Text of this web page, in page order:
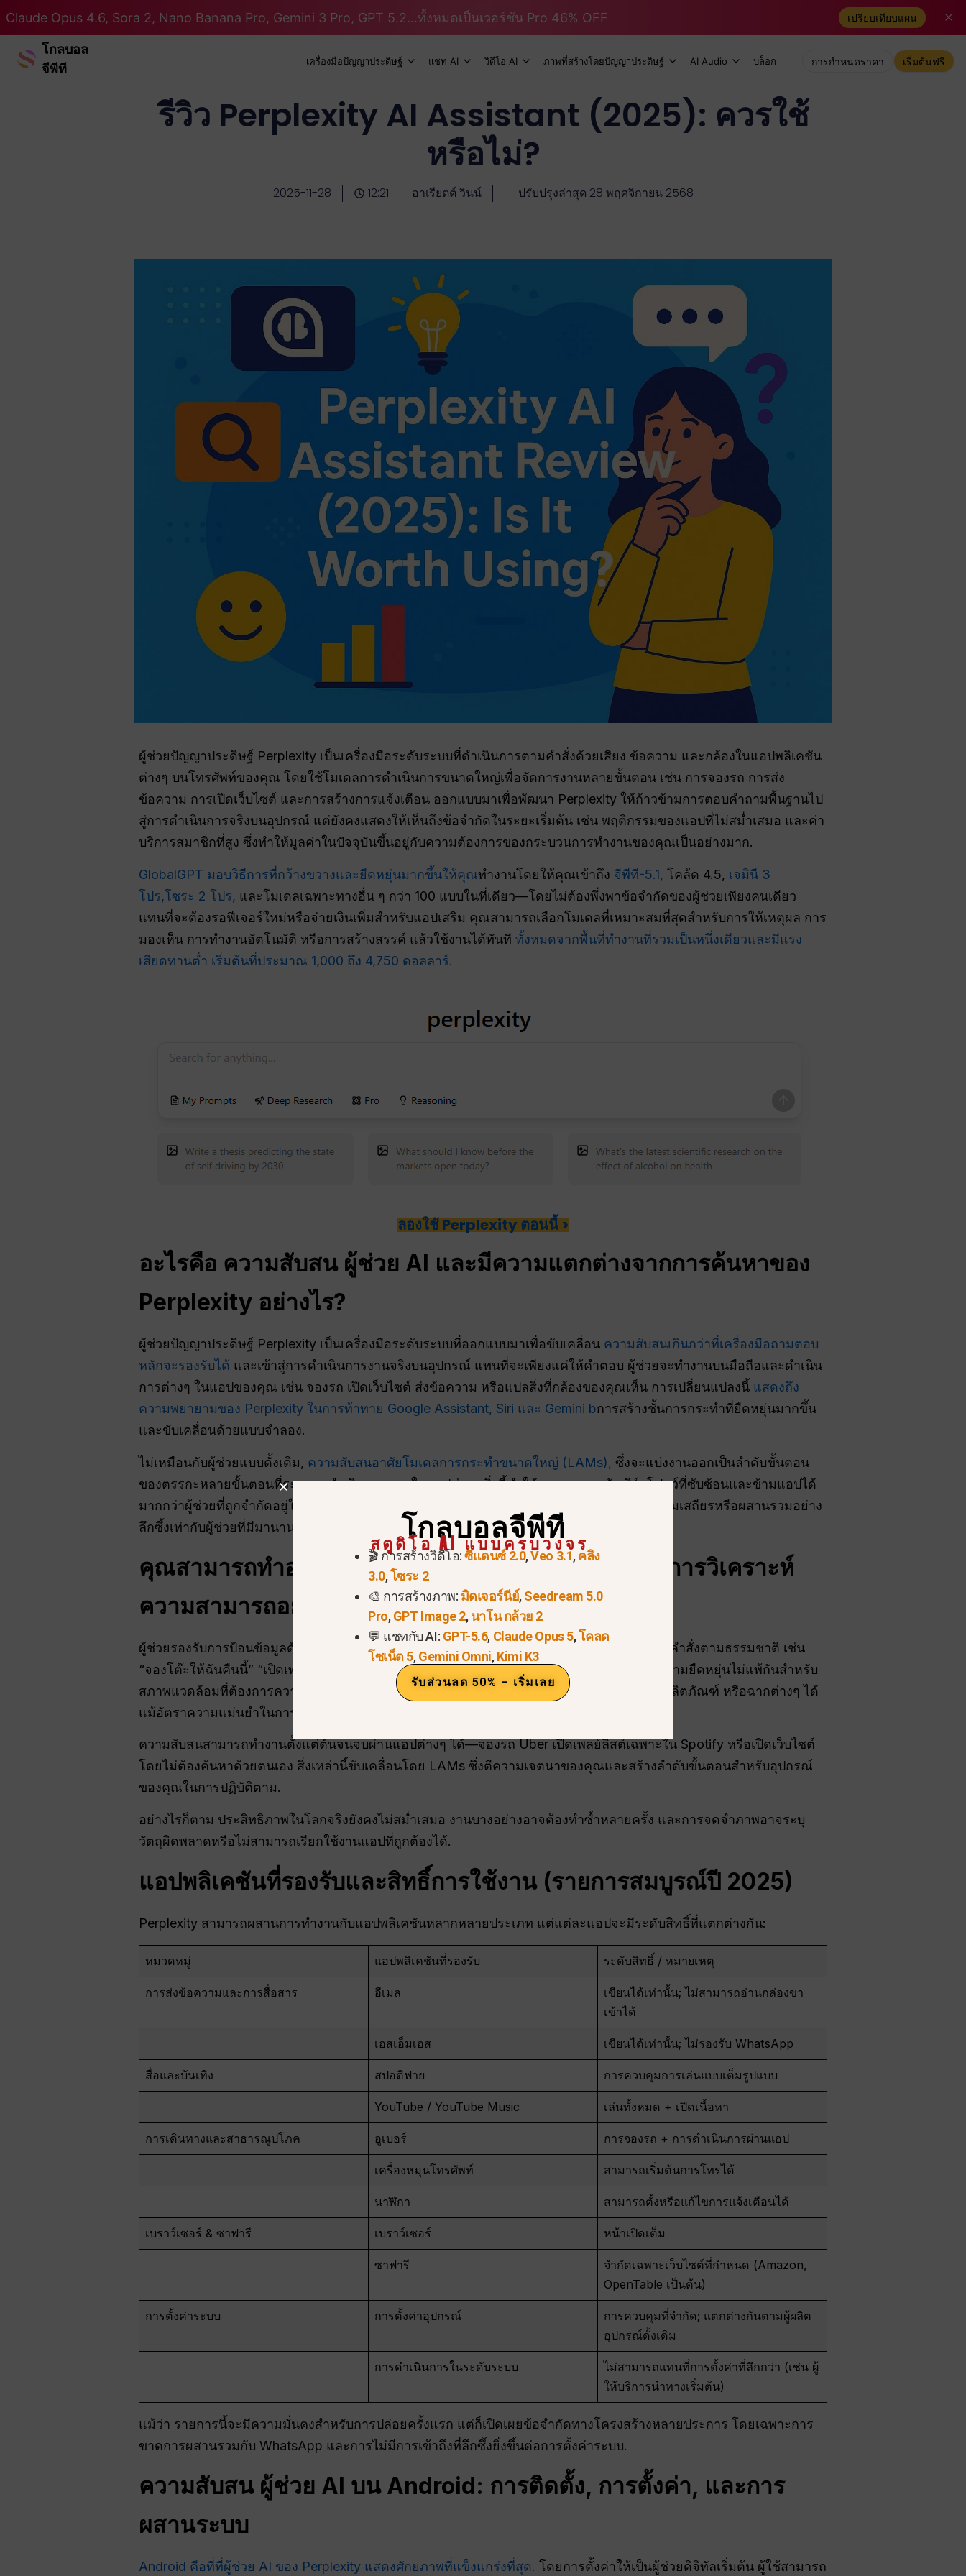
Claude Opus 4.6, Sora 2, Nano Banana Pro, Gemini 3 Pro, GPT 5.2...ทั้งหมดเป็นเวอร์ชัน Pro 46% OFF เปรียบเทียบแผน
โกลบอล
จีพีที
เครื่องมือปัญญาประดิษฐ์ แชท AI วิดีโอ AI ภาพที่สร้างโดยปัญญาประดิษฐ์ AI Audio บล็อก การกำหนดราคา เริ่มต้นฟรี
รีวิว Perplexity AI Assistant (2025): ควรใช้
หรือไม่?
2025-11-28 12:21 อาเรียตต์ วินน์ ปรับปรุงล่าสุด 28 พฤศจิกายน 2568
ผู้ช่วยปัญญาประดิษฐ์ Perplexity เป็นเครื่องมือระดับระบบที่ดำเนินการตามคำสั่งด้วยเสียง ข้อความ และกล้องในแอปพลิเคชัน
ต่างๆ บนโทรศัพท์ของคุณ โดยใช้โมเดลการดำเนินการขนาดใหญ่เพื่อจัดการงานหลายขั้นตอน เช่น การจองรถ การส่ง
ข้อความ การเปิดเว็บไซต์ และการสร้างการแจ้งเตือน ออกแบบมาเพื่อพัฒนา Perplexity ให้ก้าวข้ามการตอบคำถามพื้นฐานไป
สู่การดำเนินการจริงบนอุปกรณ์ แต่ยังคงแสดงให้เห็นถึงข้อจำกัดในระยะเริ่มต้น เช่น พฤติกรรมของแอปที่ไม่สม่ำเสมอ และค่า
บริการสมาชิกที่สูง ซึ่งทำให้มูลค่าในปัจจุบันขึ้นอยู่กับความต้องการของกระบวนการทำงานของคุณเป็นอย่างมาก.
GlobalGPT มอบวิธีการที่กว้างขวางและยืดหยุ่นมากขึ้นให้คุณทำงานโดยให้คุณเข้าถึง จีพีที-5.1, โคล้ด 4.5, เจมินี 3
โปร,โซระ 2 โปร, และโมเดลเฉพาะทางอื่น ๆ กว่า 100 แบบในที่เดียว—โดยไม่ต้องพึ่งพาข้อจำกัดของผู้ช่วยเพียงคนเดียว
แทนที่จะต้องรอฟีเจอร์ใหม่หรือจ่ายเงินเพิ่มสำหรับแอปเสริม คุณสามารถเลือกโมเดลที่เหมาะสมที่สุดสำหรับการให้เหตุผล การ
มองเห็น การทำงานอัตโนมัติ หรือการสร้างสรรค์ แล้วใช้งานได้ทันที ทั้งหมดจากพื้นที่ทำงานที่รวมเป็นหนึ่งเดียวและมีแรง
เสียดทานต่ำ เริ่มต้นที่ประมาณ 1,000 ถึง 4,750 ดอลลาร์.
ลองใช้ Perplexity ตอนนี้ >
อะไรคือ ความสับสนผู้ช่วย AI และมีความแตกต่างจากการค้นหาของ
Perplexity อย่างไร?
ผู้ช่วยปัญญาประดิษฐ์ Perplexity เป็นเครื่องมือระดับระบบที่ออกแบบมาเพื่อขับเคลื่อน ความสับสนเกินกว่าที่เครื่องมือถามตอบ
หลักจะรองรับได้ และเข้าสู่การดำเนินการงานจริงบนอุปกรณ์ แทนที่จะเพียงแค่ให้คำตอบ ผู้ช่วยจะทำงานบนมือถือและดำเนิน
การต่างๆ ในแอปของคุณ เช่น จองรถ เปิดเว็บไซต์ ส่งข้อความ หรือแปลสิ่งที่กล้องของคุณเห็น การเปลี่ยนแปลงนี้ แสดงถึง
ความพยายามของ Perplexity ในการท้าทาย Google Assistant, Siri และ Gemini bการสร้างชั้นการกระทำที่ยืดหยุ่นมากขึ้น
และขับเคลื่อนด้วยแบบจำลอง.
ไม่เหมือนกับผู้ช่วยแบบดั้งเดิม, ความสับสนอาศัยโมเดลการกระทำขนาดใหญ่ (LAMs), ซึ่งจะแบ่งงานออกเป็นลำดับขั้นตอน
ของตรรกะหลายขั้นตอนที่ระบบจะดำเนินการภายในแอปต่างๆ สิ่งนี้ทำให้สามารถรองรับเวิร์กโฟลว์ที่ซับซ้อนและข้ามแอปได้
มากกว่าผู้ช่วยที่ถูกจำกัดอยู่ในระบบนิเวศเดียว อย่างไรก็ตาม เทคโนโลยียังใหม่และยังไม่ได้มีความเสถียรหรือผสานรวมอย่าง
ลึกซึ้งเท่ากับผู้ช่วยที่มีมานานแล้ว.
คุณสามารถทำอะไรได้บ้างกับความสับสนผู้ช่วย AI? (การวิเคราะห์
ความสามารถอย่างละเอียด)
ผู้ช่วยรองรับการป้อนข้อมูลด้วยเสียง ข้อความ และกล้อง โดยเสียงยังคงเป็นโหมดหลักที่ให้คุณพูดคำสั่งตามธรรมชาติ เช่น
“จองโต๊ะให้ฉันคืนนี้” “เปิดเพลง Coldplay บน YouTube” หรือ “โทรหาแม่ของฉัน” ข้อความก็มีความยืดหยุ่นไม่แพ้กันสำหรับ
สภาพแวดล้อมที่ต้องการความเงียบ การป้อนข้อมูลผ่านกล้องช่วยให้ผู้ช่วยสามารถวิเคราะห์วัตถุ ผลิตภัณฑ์ หรือฉากต่างๆ ได้
แม้อัตราความแม่นยำในการจดจำจะยังมีความแตกต่างกันอยู่บ้าง.
ความสับสนสามารถทำงานตั้งแต่ต้นจนจบผ่านแอปต่างๆ ได้—จองรถ Uber เปิดเพลย์ลิสต์เฉพาะใน Spotify หรือเปิดเว็บไซต์
โดยไม่ต้องค้นหาด้วยตนเอง สิ่งเหล่านี้ขับเคลื่อนโดย LAMs ซึ่งตีความเจตนาของคุณและสร้างลำดับขั้นตอนสำหรับอุปกรณ์
ของคุณในการปฏิบัติตาม.
อย่างไรก็ตาม ประสิทธิภาพในโลกจริงยังคงไม่สม่ำเสมอ งานบางอย่างอาจต้องทำซ้ำหลายครั้ง และการจดจำภาพอาจระบุ
วัตถุผิดพลาดหรือไม่สามารถเรียกใช้งานแอปที่ถูกต้องได้.
แอปพลิเคชันที่รองรับและสิทธิ์การใช้งาน (รายการสมบูรณ์ปี 2025)
Perplexity สามารถผสานการทำงานกับแอปพลิเคชันหลากหลายประเภท แต่แต่ละแอปจะมีระดับสิทธิ์ที่แตกต่างกัน:
หมวดหมู่ แอปพลิเคชันที่รองรับ ระดับสิทธิ์ / หมายเหตุ
การส่งข้อความและการสื่อสาร อีเมล
เขียนได้เท่านั้น; ไม่สามารถอ่านกล่องขา
เข้าได้
เอสเอ็มเอส เขียนได้เท่านั้น; ไม่รองรับ WhatsApp
สื่อและบันเทิง สปอติฟาย การควบคุมการเล่นแบบเต็มรูปแบบ
YouTube / YouTube Music เล่นทั้งหมด + เปิดเนื้อหา
การเดินทางและสาธารณูปโภค อูเบอร์ การจองรถ + การดำเนินการผ่านแอป
เครื่องหมุนโทรศัพท์ สามารถเริ่มต้นการโทรได้
นาฬิกา สามารถตั้งหรือแก้ไขการแจ้งเตือนได้
เบราว์เซอร์ & ซาฟารี เบราว์เซอร์ หน้าเปิดเต็ม
ซาฟารี
จำกัดเฉพาะเว็บไซต์ที่กำหนด (Amazon,
OpenTable เป็นต้น)
การตั้งค่าระบบ การตั้งค่าอุปกรณ์
การควบคุมที่จำกัด; แตกต่างกันตามผู้ผลิต
อุปกรณ์ดั้งเดิม
การดำเนินการในระดับระบบ
ไม่สามารถแทนที่การตั้งค่าที่ลึกกว่า (เช่น ผู้
ให้บริการนำทางเริ่มต้น)
แม้ว่า รายการนี้จะมีความมั่นคงสำหรับการปล่อยครั้งแรก แต่ก็เปิดเผยข้อจำกัดทางโครงสร้างหลายประการ โดยเฉพาะการ
ขาดการผสานรวมกับ WhatsApp และการไม่มีการเข้าถึงที่ลึกซึ้งยิ่งขึ้นต่อการตั้งค่าระบบ.
ความสับสนผู้ช่วย AI บน Android: การติดตั้ง, การตั้งค่า, และการ
ผสานระบบ
Android คือที่ที่ผู้ช่วย AI ของ Perplexity แสดงศักยภาพที่แข็งแกร่งที่สุด. โดยการตั้งค่าให้เป็นผู้ช่วยดิจิทัลเริ่มต้น ผู้ใช้สามารถ
โกลบอลจีพีที
สตูดิโอ AI แบบครบวงจร
🎬 การสร้างวิดีโอ:ซีแดนซ์ 2.0,Veo 3.1,คลิง
3.0,โซระ 2
🎨 การสร้างภาพ: มิดเจอร์นีย์,Seedream 5.0
Pro,GPT Image 2,นาโน กล้วย 2
💬 แชทกับ AI: GPT-5.6, Claude Opus 5,โคลด
โซเน็ต 5,Gemini Omni,Kimi K3
รับส่วนลด 50% – เริ่มเลย